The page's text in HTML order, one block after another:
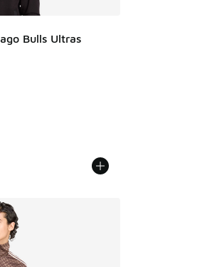
Bulls Ultras